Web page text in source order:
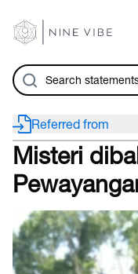
Misteri
Referred from